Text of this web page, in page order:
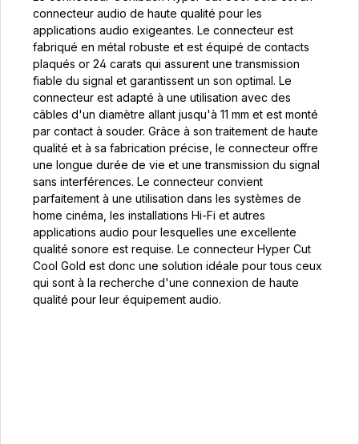
connecteur audio de haute qualité pour les
applications audio exigeantes. Le connecteur est
fabriqué en métal robuste et est équipé de contacts
plaqués or 24 carats qui assurent une transmission
fiable du signal et garantissent un son optimal. Le
connecteur est adapté à une utilisation avec des
câbles d'un diamètre allant jusqu'à 11 mm et est monté
par contact à souder. Grâce à son traitement de haute
qualité et à sa fabrication précise, le connecteur offre
une longue durée de vie et une transmission du signal
sans interférences. Le connecteur convient
parfaitement à une utilisation dans les systèmes de
home cinéma, les installations Hi-Fi et autres
applications audio pour lesquelles une excellente
qualité sonore est requise. Le connecteur Hyper Cut
Cool Gold est donc une solution idéale pour tous ceux
qui sont à la recherche d'une connexion de haute
qualité pour leur équipement audio.